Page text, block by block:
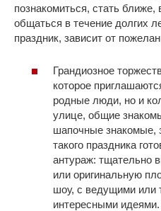
познакомиться, стать
общаться в течение долгих
праздник, зависит от
Грандиозное
которое
родные люди, но и
улице, общие
шапочные знакомые,
такого праздника
антураж: тщательно
или оригинальную
шоу, с ведущими или
интересными